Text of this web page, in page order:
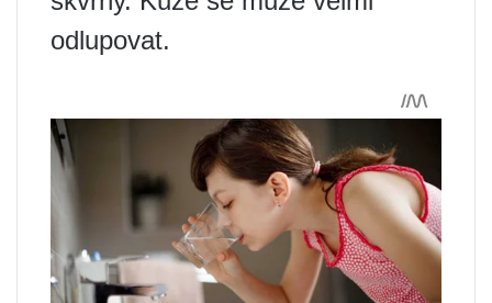
odlupovat.